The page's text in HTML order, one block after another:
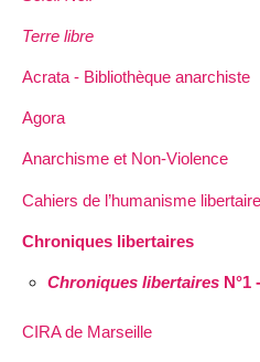
Terre libre
Acrata - Bibliothèque anarchiste
Agora
Anarchisme et Non-Violence
Cahiers de l’humanisme libertaire
Chroniques libertaires
Chroniques libertairesN°1
CIRA de Marseille